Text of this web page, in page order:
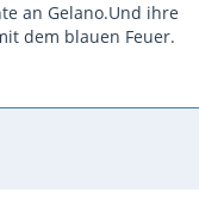
an Gelano.Und ihre
dem blauen Feuer.